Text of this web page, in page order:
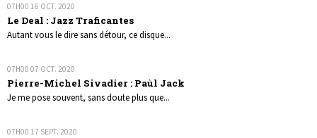
07H00 16 OCT. 2020
Le Deal : Jazz Traficantes
Autant vous le dire sans détour, ce disque...
07H00 07 OCT. 2020
Pierre-Michel Sivadier : Paùl Jack
Je me pose souvent, sans doute plus que...
07H00 17 SEPT. 2020